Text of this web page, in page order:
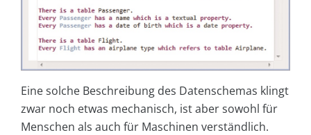
Eine solche Beschreibung des Datenschemas klingt
zwar noch etwas mechanisch, ist aber sowohl für
Menschen als auch für Maschinen verständlich.